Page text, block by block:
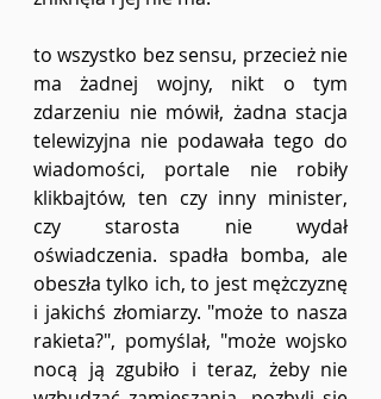
to wszystko bez sensu, przecież nie
ma żadnej wojny, nikt o tym
zdarzeniu nie mówił, żadna stacja
telewizyjna nie podawała tego do
wiadomości, portale nie robiły
klikbajtów, ten czy inny minister,
czy starosta nie wydał
oświadczenia. spadła bomba, ale
obeszła tylko ich, to jest mężczyznę
i jakichś złomiarzy. "może to nasza
rakieta?", pomyślał, "może wojsko
nocą ją zgubiło i teraz, żeby nie